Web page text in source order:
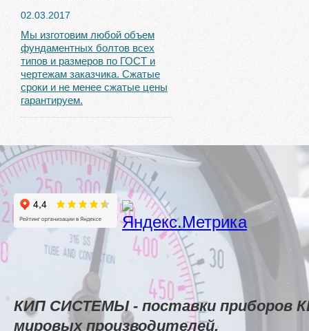
02.03.2017
Мы изготовим любой объем
фундаментных болтов всех
типов и размеров по ГОСТ и
чертежам заказчика. Сжатые
сроки и не менее сжатые цены
гарантируем.
КИП СИСТЕМЫ - поставки приборов
мировых производителей.